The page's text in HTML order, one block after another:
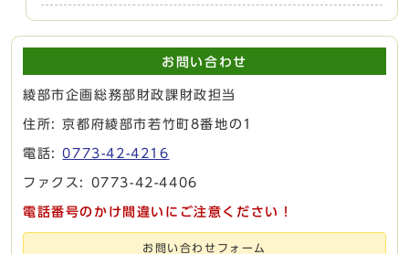
お問い合わせ
綾部市企画総務部財政課財政担当
住所: 京都府綾部市若竹町8番地の1
電話:0773-42-4216
ファクス: 0773-42-4406
電話番号のかけ間違いにご注意ください！
お問い合わせフォーム